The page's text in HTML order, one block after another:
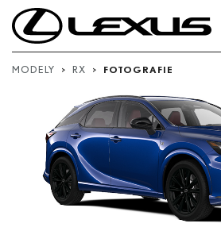
MODELY > RX > FOTOGRAFIE
Vyhledávání
podle
Počáteční datum
Datum ukončení